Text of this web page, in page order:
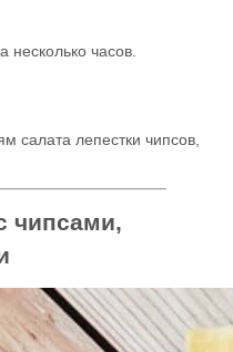
несколько часов.
салата лепестки чипсов,
чипсами,